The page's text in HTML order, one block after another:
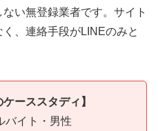
い無登録業者です。サイト
く、連絡手段がLINEのみと
ーススタディ】
バイト・男性